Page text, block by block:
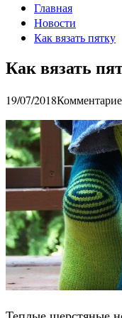
Главная
Новости
Как вязать пятку
Как вязать
19/07/2018